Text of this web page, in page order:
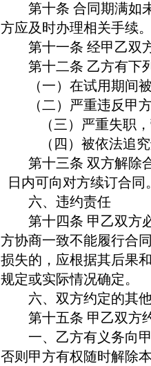
第十条 合同期满如
方应及时办理相关手续。
第十一条 经甲乙双
第十二条 乙方有下
（一）在试用期间
（二）严重违反甲
（三）严重失职
（四）被依法追
第十三条 双方解除
日内可向对方续订合同。
六、违约责任
第十四条 甲乙双方
方协商一致不能履行合
损失的，应根据其后果
规定或实际情况确定。
六、双方约定的其
第十五条 甲乙双方
一、乙方有义务向
否则甲方有权随时解除